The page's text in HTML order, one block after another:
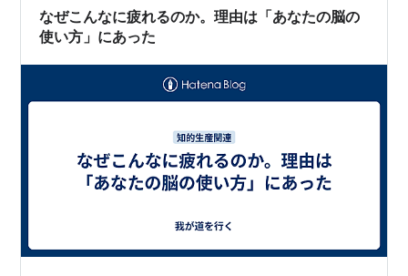
ヤ」が増えたあなたへ。あなた…
なぜこんなに疲れるのか。理由は「あなたの脳の
使い方」にあった